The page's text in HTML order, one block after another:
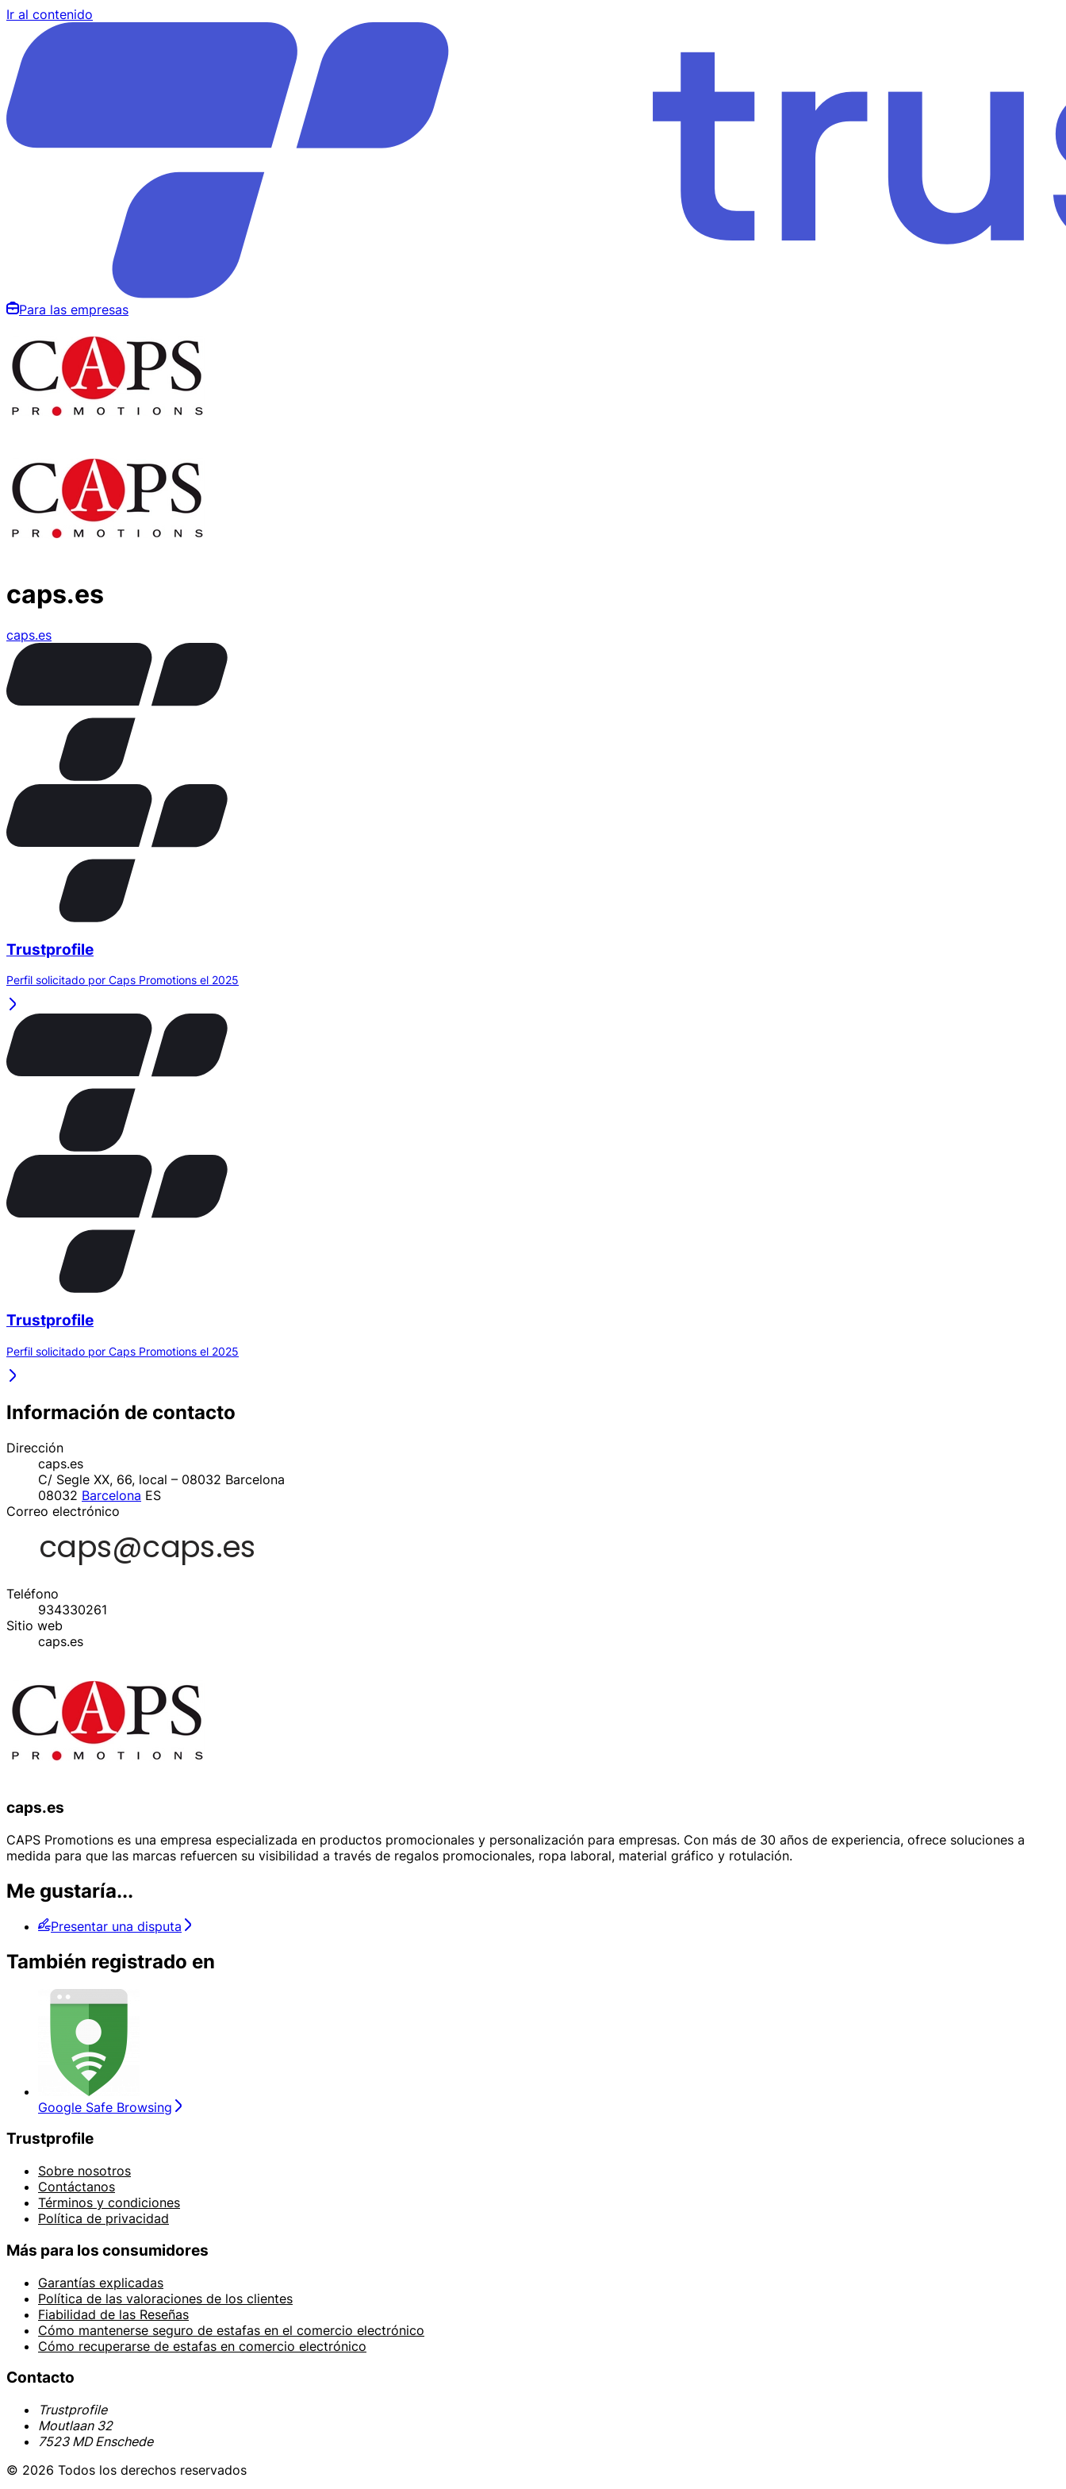
Ir al contenido
Para las empresas
caps.es
caps.es
Trustprofile
Perfil solicitado por Caps Promotions el 2025
Trustprofile
Perfil solicitado por Caps Promotions el 2025
Información de contacto
Dirección
caps.es
C/ Segle XX, 66, local – 08032 Barcelona
08032 Barcelona ES
Correo electrónico
Teléfono
934330261
Sitio web
caps.es
caps.es
CAPS Promotions es una empresa especializada en productos promocionales y personalización para empresas. Con más de 30 años de experiencia, ofrece soluciones a
medida para que las marcas refuercen su visibilidad a través de regalos promocionales, ropa laboral, material gráfico y rotulación.
Me gustaría...
Presentar una disputa
También registrado en
Google Safe Browsing
Trustprofile
Sobre nosotros
Contáctanos
Términos y condiciones
Política de privacidad
Más para los consumidores
Garantías explicadas
Política de las valoraciones de los clientes
Fiabilidad de las Reseñas
Cómo mantenerse seguro de estafas en el comercio electrónico
Cómo recuperarse de estafas en comercio electrónico
Contacto
Trustprofile
Moutlaan 32
7523 MD Enschede
© 2026 Todos los derechos reservados